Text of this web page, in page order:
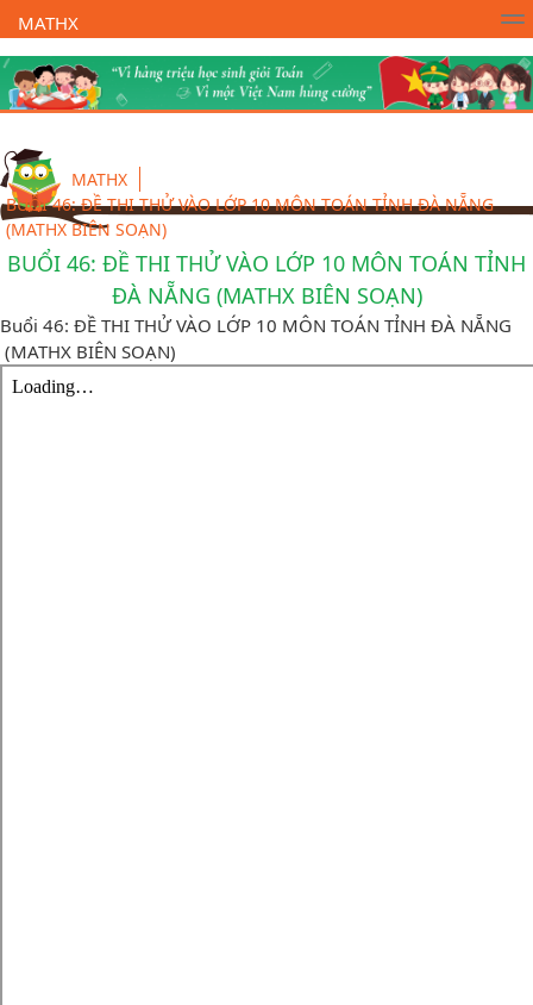
MATHX
Trường Toán Online MATHX Học toán - Lớp 1
MATHX
BUỔI 46: ĐỀ THI THỬ VÀO LỚP 10 MÔN TOÁN TỈNH ĐÀ NẴNG
(MATHX BIÊN SOẠN)
BUỔI 46: ĐỀ THI THỬ VÀO LỚP 10 MÔN TOÁN TỈNH
ĐÀ NẴNG (MATHX BIÊN SOẠN)
Buổi 46: ĐỀ THI THỬ VÀO LỚP 10 MÔN TOÁN TỈNH ĐÀ NẴNG
(MATHX BIÊN SOẠN)